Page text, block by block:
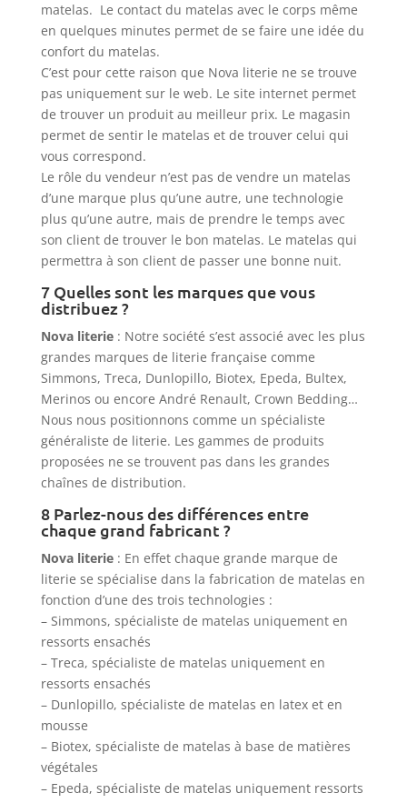
matelas. Le contact du matelas avec le corps même
en quelques minutes permet de se faire une idée du
confort du matelas.
C’est pour cette raison que Nova literie ne se trouve
pas uniquement sur le web. Le site internet permet
de trouver un produit au meilleur prix. Le magasin
permet de sentir le matelas et de trouver celui qui
vous correspond.
Le rôle du vendeur n’est pas de vendre un matelas
d’une marque plus qu’une autre, une technologie
plus qu’une autre, mais de prendre le temps avec
son client de trouver le bon matelas. Le matelas qui
permettra à son client de passer une bonne nuit.
7 Quelles sont les marques que vous
distribuez ?
Nova literie: Notre société s’est associé avec les plus
grandes marques de literie française comme
Simmons, Treca, Dunlopillo, Biotex, Epeda, Bultex,
Merinos ou encore André Renault, Crown Bedding…
Nous nous positionnons comme un spécialiste
généraliste de literie. Les gammes de produits
proposées ne se trouvent pas dans les grandes
chaînes de distribution.
8 Parlez-nous des différences entre
chaque grand fabricant ?
Nova literie: En effet chaque grande marque de
literie se spécialise dans la fabrication de matelas en
fonction d’une des trois technologies :
– Simmons, spécialiste de matelas uniquement en
ressorts ensachés
– Treca, spécialiste de matelas uniquement en
ressorts ensachés
– Dunlopillo, spécialiste de matelas en latex et en
mousse
– Biotex, spécialiste de matelas à base de matières
végétales
– Epeda, spécialiste de matelas uniquement ressorts